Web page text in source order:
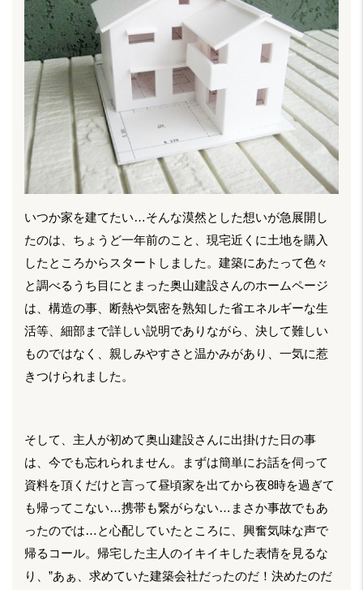
いつか家を建てたい…そんな漠然とした想いが急展開し
たのは、ちょうど一年前のこと、現宅近くに土地を購入
したところからスタートしました。建築にあたって色々
と調べるうち目にとまった奥山建設さんのホームページ
は、構造の事、断熱や気密を熟知した省エネルギーな生
活等、細部まで詳しい説明でありながら、決して難しい
ものではなく、親しみやすさと温かみがあり、一気に惹
きつけられました。
そして、主人が初めて奥山建設さんに出掛けた日の事
は、今でも忘れられません。まずは簡単にお話を伺って
資料を頂くだけと言って昼頃家を出てから夜8時を過ぎて
も帰ってこない…携帯も繋がらない…まさか事故でもあ
ったのでは…と心配していたところに、興奮気味な声で
帰るコール。帰宅した主人のイキイキした表情を見るな
り、”あぁ、求めていた建築会社だったのだ！決めたのだ